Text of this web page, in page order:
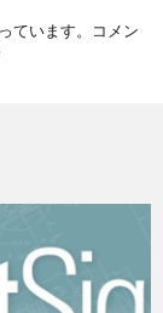
ています。
コメン